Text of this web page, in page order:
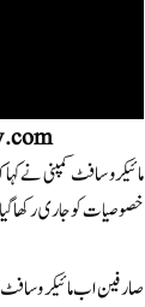
مائیکرو سافٹ کمپنی نے
خصوصیات کو جاری رکھا
صارفین اب مائیکرو